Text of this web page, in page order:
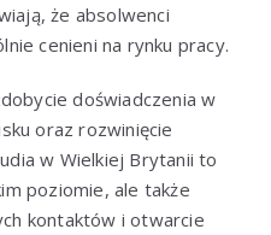
że absolwenci
cenieni na rynku pracy.
doświadczenia w
oraz rozwinięcie
w Wielkiej Brytanii to
poziomie, ale także
kontaktów i otwarcie